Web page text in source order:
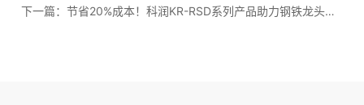
下一篇：
节省20%成本！科润KR-RSD系列产品助力钢铁龙头企业高质量发展